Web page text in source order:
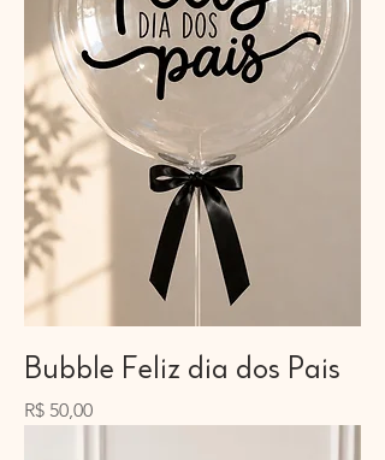
Bubble Feliz dia dos Pais
Preço
R$ 50,00